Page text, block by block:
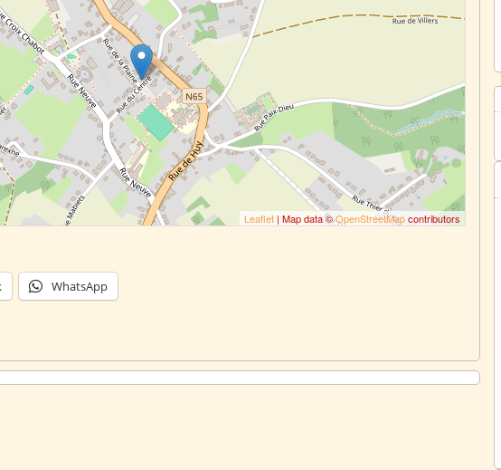
Leaflet| Map data ©OpenStreetMapcontributors
WhatsApp